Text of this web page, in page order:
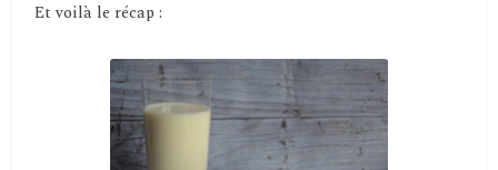
Et voilà le récap :